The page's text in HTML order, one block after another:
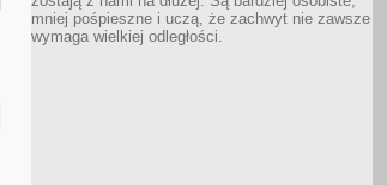
mniej pośpieszne i uczą, że zachwyt nie zawsze
wymaga wielkiej odległości.